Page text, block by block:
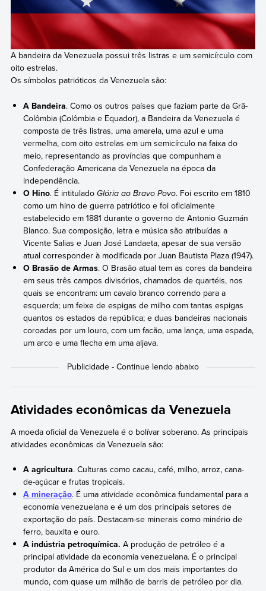
A bandeira da Venezuela possui três listras e um semicírculo com
oito estrelas.
Os símbolos patrióticos da Venezuela são:
A Bandeira. Como os outros países que faziam parte da Grã-
Colômbia (Colômbia e Equador), a Bandeira da Venezuela é
composta de três listras, uma amarela, uma azul e uma
vermelha, com oito estrelas em um semicírculo na faixa do
meio, representando as províncias que compunham a
Confederação Americana da Venezuela na época da
independência.
O Hino. É intituladoGlória ao Bravo Povo. Foi escrito em 1810
como um hino de guerra patriótico e foi oficialmente
estabelecido em 1881 durante o governo de Antonio Guzmán
Blanco. Sua composição, letra e música são atribuídas a
Vicente Salias e Juan José Landaeta, apesar de sua versão
atual corresponder à modificada por Juan Bautista Plaza (1947).
O Brasão de Armas. O Brasão atual tem as cores da bandeira
em seus três campos divisórios, chamados de quartéis, nos
quais se encontram: um cavalo branco correndo para a
esquerda; um feixe de espigas de milho com tantas espigas
quantos os estados da república; e duas bandeiras nacionais
coroadas por um louro, com um facão, uma lança, uma espada,
um arco e uma flecha em uma aljava.
Atividades econômicas da Venezuela
A moeda oficial da Venezuela é o bolívar soberano. As principais
atividades econômicas da Venezuela são:
A agricultura. Culturas como cacau, café, milho, arroz, cana-
de-açúcar e frutas tropicais.
A mineração. É uma atividade econômica fundamental para a
economia venezuelana e é um dos principais setores de
exportação do país. Destacam-se minerais como minério de
ferro, bauxita e ouro.
A indústria petroquímica. A produção de petróleo é a
principal atividade da economia venezuelana. É o principal
produtor da América do Sul e um dos mais importantes do
mundo, com quase um milhão de barris de petróleo por dia.